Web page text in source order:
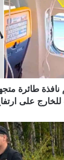
طائرة
على ارتفاع 5 آلاف